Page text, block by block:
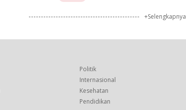
+Selengkapnya
Politik
Internasional
Kesehatan
Pendidikan